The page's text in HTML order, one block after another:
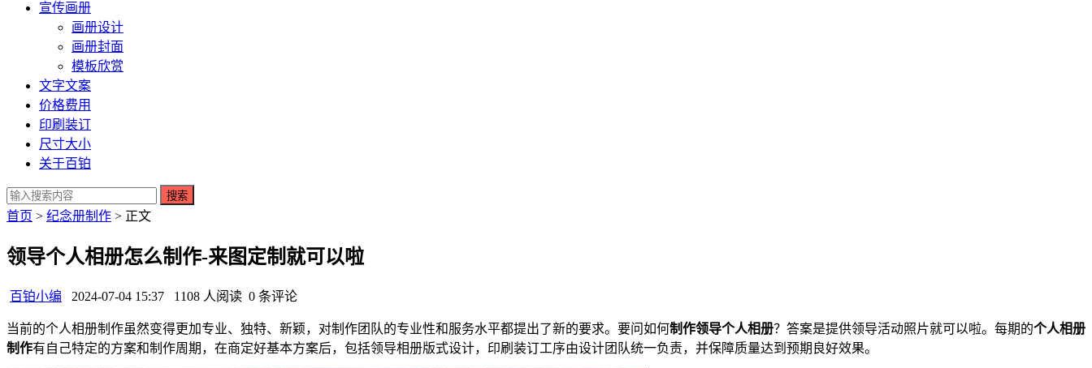
宣传画册
画册设计
画册封面
模板欣赏
文字文案
价格费用
印刷装订
尺寸大小
关于百铂
搜索
首页 > 纪念册制作 > 正文
领导个人相册怎么制作-来图定制就可以啦
百铂小编 2024-07-04 15:37 1108 人阅读 0 条评论
当前的个人相册制作虽然变得更加专业、独特、新颖，对制作团队的专业性和服务水平都提出了新的要求。要问如何制作领导个人相册？答案是提供领导活动照片就可以啦。每期的个人相册
制作有自己特定的方案和制作周期，在商定好基本方案后，包括领导相册版式设计，印刷装订工序由设计团队统一负责，并保障质量达到预期良好效果。